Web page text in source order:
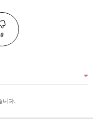
0
니다.